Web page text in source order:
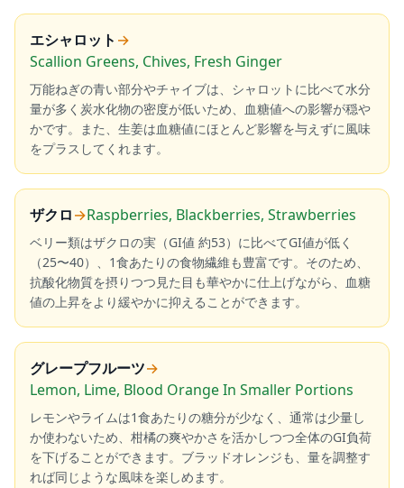
エシャロット →
Scallion Greens, Chives, Fresh Ginger
万能ねぎの青い部分やチャイブは、シャロットに比べて水分
量が多く炭水化物の密度が低いため、血糖値への影響が穏や
かです。また、生姜は血糖値にほとんど影響を与えずに風味
をプラスしてくれます。
ザクロ→Raspberries, Blackberries, Strawberries
ベリー類はザクロの実（GI値 約53）に比べてGI値が低く
（25〜40）、1食あたりの食物繊維も豊富です。そのため、
抗酸化物質を摂りつつ見た目も華やかに仕上げながら、血糖
値の上昇をより緩やかに抑えることができます。
グレープフルーツ→
Lemon, Lime, Blood Orange In Smaller Portions
レモンやライムは1食あたりの糖分が少なく、通常は少量し
か使わないため、柑橘の爽やかさを活かしつつ全体のGI負荷
を下げることができます。ブラッドオレンジも、量を調整す
れば同じような風味を楽しめます。